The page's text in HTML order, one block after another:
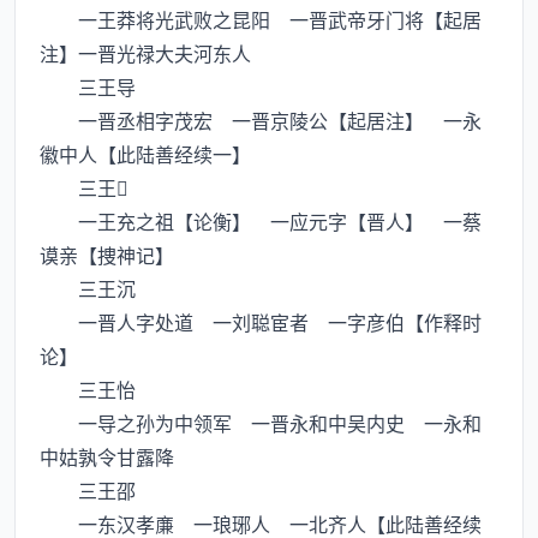
一王莽将光武败之昆阳 一晋武帝牙门将【起居
注】一晋光禄大夫河东人
三王导
一晋丞相字茂宏 一晋京陵公【起居注】 一永
徽中人【此陆善经续一】
三王
一王充之祖【论衡】 一应元字【晋人】 一蔡
谟亲【捜神记】
三王沉
一晋人字处道 一刘聪宦者 一字彦伯【作释时
论】
三王怡
一导之孙为中领军 一晋永和中吴内史 一永和
中姑孰令甘露降
三王邵
一东汉孝亷 一琅琊人 一北齐人【此陆善经续